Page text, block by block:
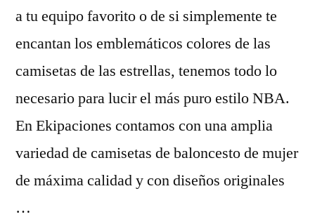
a tu equipo favorito o de si simplemente te
encantan los emblemáticos colores de las
camisetas de las estrellas, tenemos todo lo
necesario para lucir el más puro estilo NBA.
En Ekipaciones contamos con una amplia
variedad de camisetas de baloncesto de mujer
de máxima calidad y con diseños originales
…